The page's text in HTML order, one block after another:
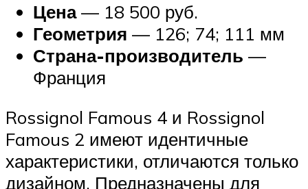
Цена— 18 500 руб.
Геометрия — 126; 74; 111 мм
Страна-производитель —
Франция
Rossignol Famous 4 и Rossignol
Famous 2 имеют идентичные
характеристики, отличаются только
дизайном. Предназначены для